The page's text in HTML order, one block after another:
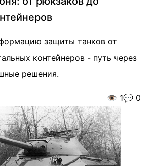
защиты танков от
контейнеров - путь через
решения.
👁️ 1💬 0